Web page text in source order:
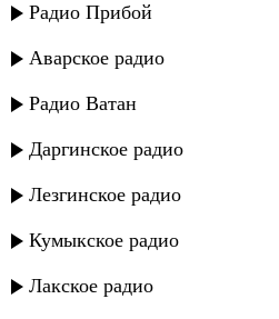
Радио Прибой
Аварское радио
Радио Ватан
Даргинское радио
Лезгинское радио
Кумыкское радио
Лакское радио
Шамиль Ханакаев -
Прямое попадание -
Эльчин Кулиев - Душа
Руслан Магомедов -